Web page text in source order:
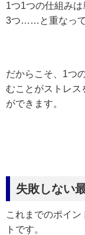
1つ1つの仕組み
3つ……と重なって
だからこそ、1つ
むことがストレス
ができます。
失敗しない
これまでのポイ
トです。